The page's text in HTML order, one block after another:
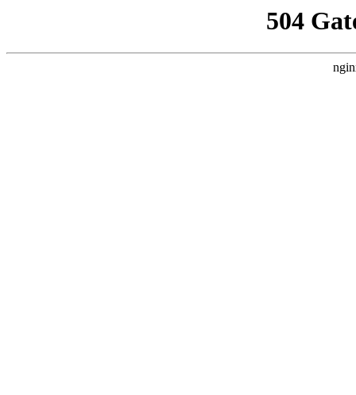
504